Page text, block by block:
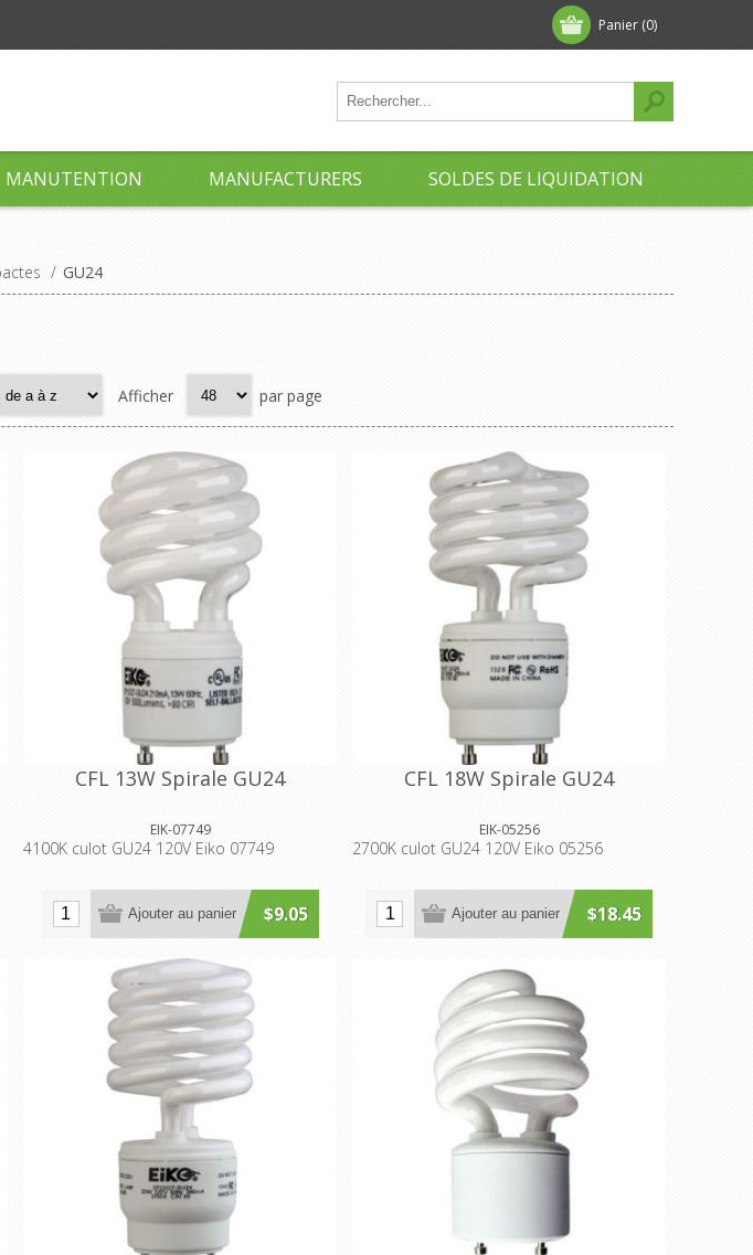
Panier (0)
MANUTENTION MANUFACTURERS SOLDES DE LIQUIDATION
/ GU24
Afficher par page
CFL 13W Spirale GU24
EIK-07749
4100K culot GU24 120V Eiko 07749
$9.05
Ajouter au panier
CFL 18W Spirale GU24
EIK-05256
2700K culot GU24 120V Eiko 05256
$18.45
Ajouter au panier